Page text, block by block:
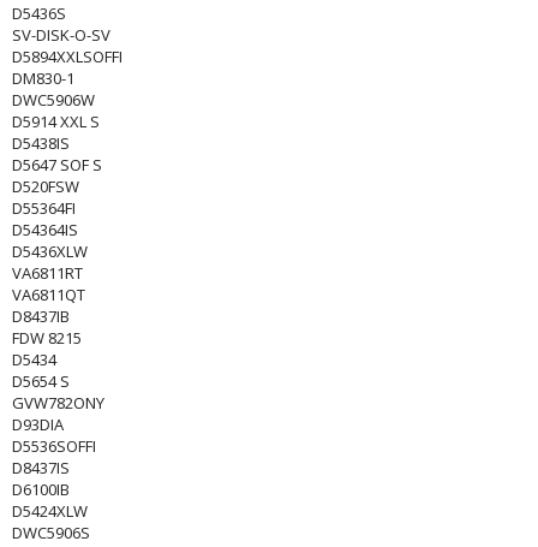
D5436S
SV-DISK-O-SV
D5894XXLSOFFI
DM830-1
DWC5906W
D5914 XXL S
D5438IS
D5647 SOF S
D520FSW
D55364FI
D54364IS
D5436XLW
VA6811RT
VA6811QT
D8437IB
FDW 8215
D5434
D5654 S
GVW782ONY
D93DIA
D5536SOFFI
D8437IS
D6100IB
D5424XLW
DWC5906S